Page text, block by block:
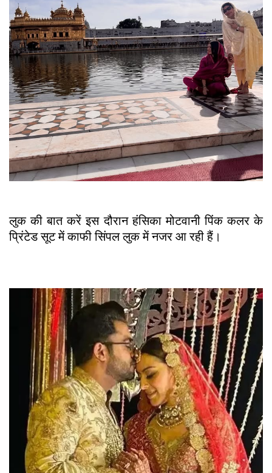
लुक की बात करें इस दौरान हंसिका मोटवानी पिंक कलर के
प्रिंटेड सूट में काफी सिंपल लुक में नजर आ रही हैं।